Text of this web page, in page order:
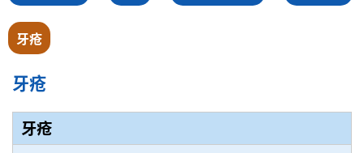
牙疮
牙疮
牙疮